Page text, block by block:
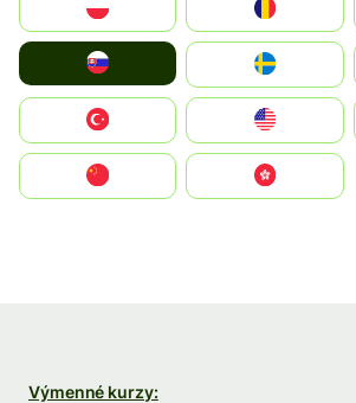
United States
中國香港特別行政區
Výmenné kurzy: